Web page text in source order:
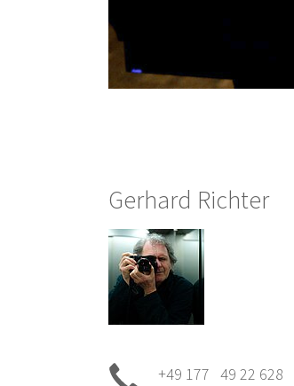
Gerhard Richter
+49 177 49 22 628